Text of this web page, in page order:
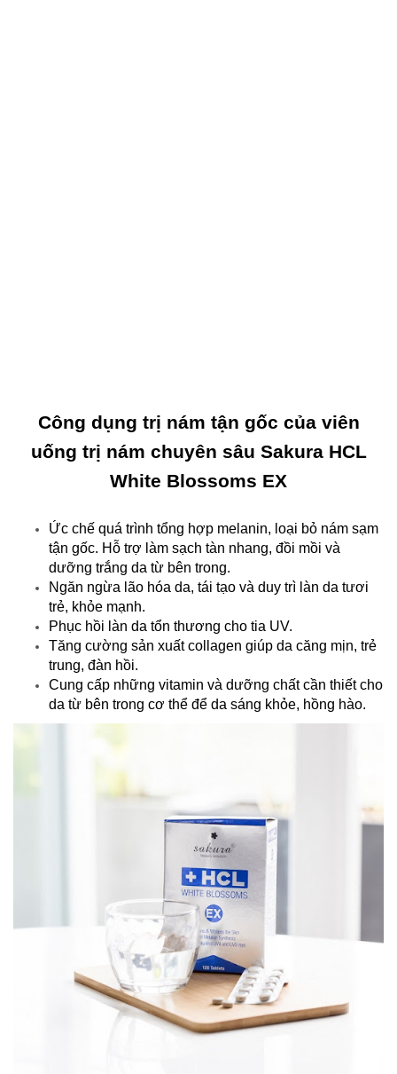
Công dụng trị nám tận gốc của viên
uống trị nám chuyên sâu Sakura HCL
White Blossoms EX
Ức chế quá trình tổng hợp melanin, loại bỏ nám sạm
tận gốc. Hỗ trợ làm sạch tàn nhang, đồi mồi và
dưỡng trắng da từ bên trong.
Ngăn ngừa lão hóa da, tái tạo và duy trì làn da tươi
trẻ, khỏe mạnh.
Phục hồi làn da tổn thương cho tia UV.
Tăng cường sản xuất collagen giúp da căng mịn, trẻ
trung, đàn hồi.
Cung cấp những vitamin và dưỡng chất cần thiết cho
da từ bên trong cơ thể để da sáng khỏe, hồng hào.